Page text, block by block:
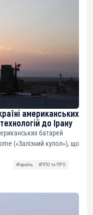
американських
до Ірану
батарей
(«Залізний купол»), що
#Ізраїль
#ППО та ПРО